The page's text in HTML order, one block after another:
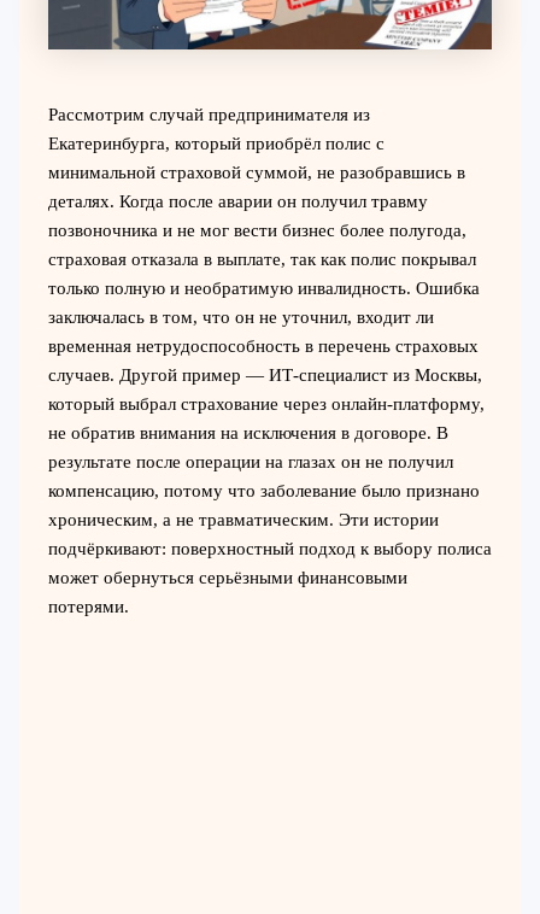
Рассмотрим случай предпринимателя из
Екатеринбурга, который приобрёл полис с
минимальной страховой суммой, не разобравшись в
деталях. Когда после аварии он получил травму
позвоночника и не мог вести бизнес более полугода,
страховая отказала в выплате, так как полис покрывал
только полную и необратимую инвалидность. Ошибка
заключалась в том, что он не уточнил, входит ли
временная нетрудоспособность в перечень страховых
случаев. Другой пример — ИТ-специалист из Москвы,
который выбрал страхование через онлайн-платформу,
не обратив внимания на исключения в договоре. В
результате после операции на глазах он не получил
компенсацию, потому что заболевание было признано
хроническим, а не травматическим. Эти истории
подчёркивают: поверхностный подход к выбору полиса
может обернуться серьёзными финансовыми
потерями.